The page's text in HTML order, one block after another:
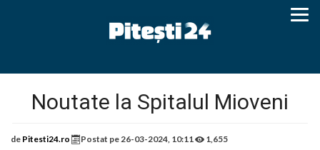
Noutate la Spitalul Mioveni
de Pitesti24.ro Postat pe26-03-2024, 10:11 1,655